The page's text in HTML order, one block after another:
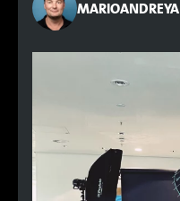
MARIOANDREYA